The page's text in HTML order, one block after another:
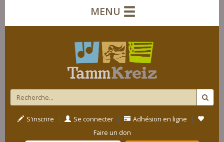
MENU
S'inscrire | Se connecter | Adhésion en ligne |
Faire un don